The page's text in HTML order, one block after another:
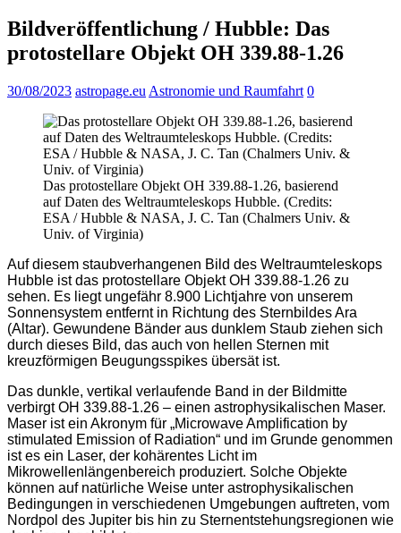
Bildveröffentlichung / Hubble: Das
protostellare Objekt OH 339.88-1.26
30/08/2023 astropage.eu Astronomie und Raumfahrt 0
Das protostellare Objekt OH 339.88-1.26, basierend
auf Daten des Weltraumteleskops Hubble. (Credits:
ESA / Hubble & NASA, J. C. Tan (Chalmers Univ. &
Univ. of Virginia)
Auf diesem staubverhangenen Bild des Weltraumteleskops
Hubble ist das protostellare Objekt OH 339.88-1.26 zu
sehen. Es liegt ungefähr 8.900 Lichtjahre von unserem
Sonnensystem entfernt in Richtung des Sternbildes Ara
(Altar). Gewundene Bänder aus dunklem Staub ziehen sich
durch dieses Bild, das auch von hellen Sternen mit
kreuzförmigen Beugungsspikes übersät ist.
Das dunkle, vertikal verlaufende Band in der Bildmitte
verbirgt OH 339.88-1.26 – einen astrophysikalischen Maser.
Maser ist ein Akronym für „Microwave Amplification by
stimulated Emission of Radiation“ und im Grunde genommen
ist es ein Laser, der kohärentes Licht im
Mikrowellenlängenbereich produziert. Solche Objekte
können auf natürliche Weise unter astrophysikalischen
Bedingungen in verschiedenen Umgebungen auftreten, vom
Nordpol des Jupiter bis hin zu Sternentstehungsregionen wie